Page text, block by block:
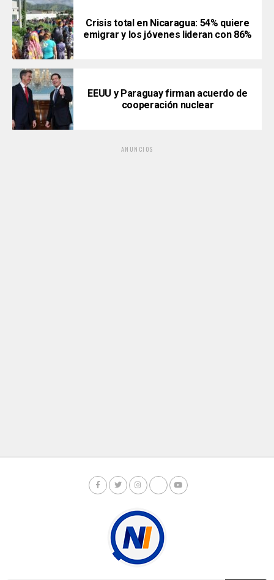
Crisis total en Nicaragua: 54% quiere
emigrar y los jóvenes lideran con 86%
EEUU y Paraguay firman acuerdo de
cooperación nuclear
ANUNCIOS